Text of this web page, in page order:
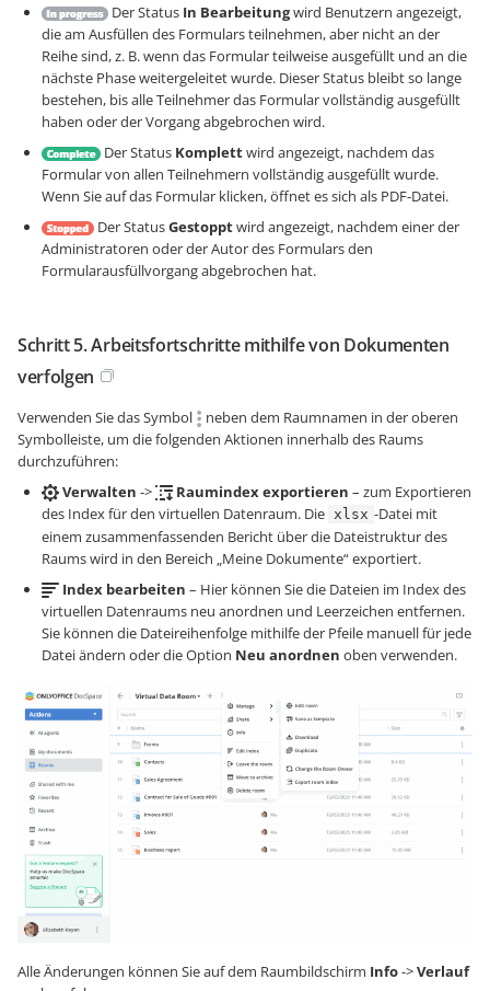
Der Status In Bearbeitungwird Benutzern angezeigt,
die am Ausfüllen des Formulars teilnehmen, aber nicht an der
Reihe sind, z. B. wenn das Formular teilweise ausgefüllt und an die
nächste Phase weitergeleitet wurde. Dieser Status bleibt so lange
bestehen, bis alle Teilnehmer das Formular vollständig ausgefüllt
haben oder der Vorgang abgebrochen wird.
Der Status Komplettwird angezeigt, nachdem das
Formular von allen Teilnehmern vollständig ausgefüllt wurde.
Wenn Sie auf das Formular klicken, öffnet es sich als PDF-Datei.
Der StatusGestopptwird angezeigt, nachdem einer der
Administratoren oder der Autor des Formulars den
Formularausfüllvorgang abgebrochen hat.
Schritt 5. Arbeitsfortschritte mithilfe von Dokumenten
verfolgen
Verwenden Sie das Symbol
neben dem Raumnamen in der oberen
Symbolleiste, um die folgenden Aktionen innerhalb des Raums
durchzuführen:
Verwalten -> Raumindex exportieren – zum Exportieren
des Index für den virtuellen Datenraum. Die xlsx -Datei mit
einem zusammenfassenden Bericht über die Dateistruktur des
Raums wird in den Bereich „Meine Dokumente“ exportiert.
Index bearbeiten – Hier können Sie die Dateien im Index des
virtuellen Datenraums neu anordnen und Leerzeichen entfernen.
Sie können die Dateireihenfolge mithilfe der Pfeile manuell für jede
Datei ändern oder die Option Neu anordnen oben verwenden.
Alle Änderungen können Sie auf dem Raumbildschirm Info->Verlauf